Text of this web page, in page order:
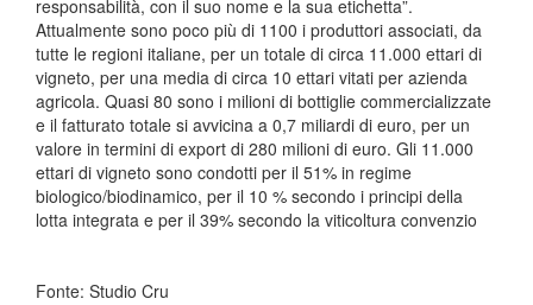
responsabilità, con il suo nome e la sua etichetta”.
Attualmente sono poco più di 1100 i produttori associati, da
tutte le regioni italiane, per un totale di circa 11.000 ettari di
vigneto, per una media di circa 10 ettari vitati per azienda
agricola. Quasi 80 sono i milioni di bottiglie commercializzate
e il fatturato totale si avvicina a 0,7 miliardi di euro, per un
valore in termini di export di 280 milioni di euro. Gli 11.000
ettari di vigneto sono condotti per il 51% in regime
biologico/biodinamico, per il 10 % secondo i principi della
lotta integrata e per il 39% secondo la viticoltura convenzio
Fonte: Studio Cru